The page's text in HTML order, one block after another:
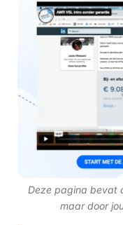
Deze pagina bevat
maar door